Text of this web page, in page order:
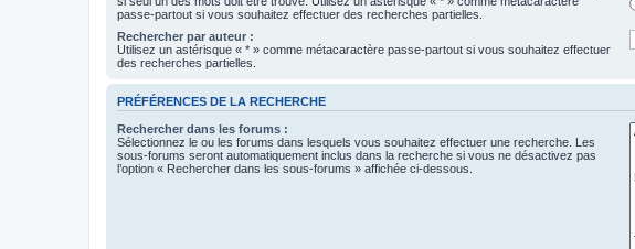
passe-partout si vous souhaitez effectuer des recherches partielles.
Rechercher par auteur :
Utilisez un astérisque « * » comme métacaractère passe-partout si vous souhaitez effectuer
des recherches partielles.
PRÉFÉRENCES DE LA RECHERCHE
Rechercher dans les forums :
Sélectionnez le ou les forums dans lesquels vous souhaitez effectuer une recherche. Les
sous-forums seront automatiquement inclus dans la recherche si vous ne désactivez pas
l’option « Rechercher dans les sous-forums » affichée ci-dessous.